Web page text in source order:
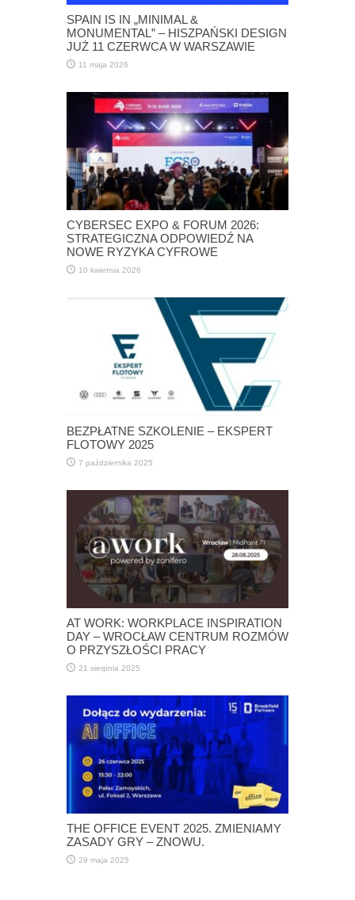
SPAIN IS IN „MINIMAL &
MONUMENTAL” – HISZPAŃSKI DESIGN
JUŻ 11 CZERWCA W WARSZAWIE
11 maja 2026
CYBERSEC EXPO & FORUM 2026:
STRATEGICZNA ODPOWIEDŹ NA
NOWE RYZYKA CYFROWE
10 kwietnia 2026
BEZPŁATNE SZKOLENIE – EKSPERT
FLOTOWY 2025
7 października 2025
AT WORK: WORKPLACE INSPIRATION
DAY – WROCŁAW CENTRUM ROZMÓW
O PRZYSZŁOŚCI PRACY
21 sierpnia 2025
THE OFFICE EVENT 2025. ZMIENIAMY
ZASADY GRY – ZNOWU.
29 maja 2025